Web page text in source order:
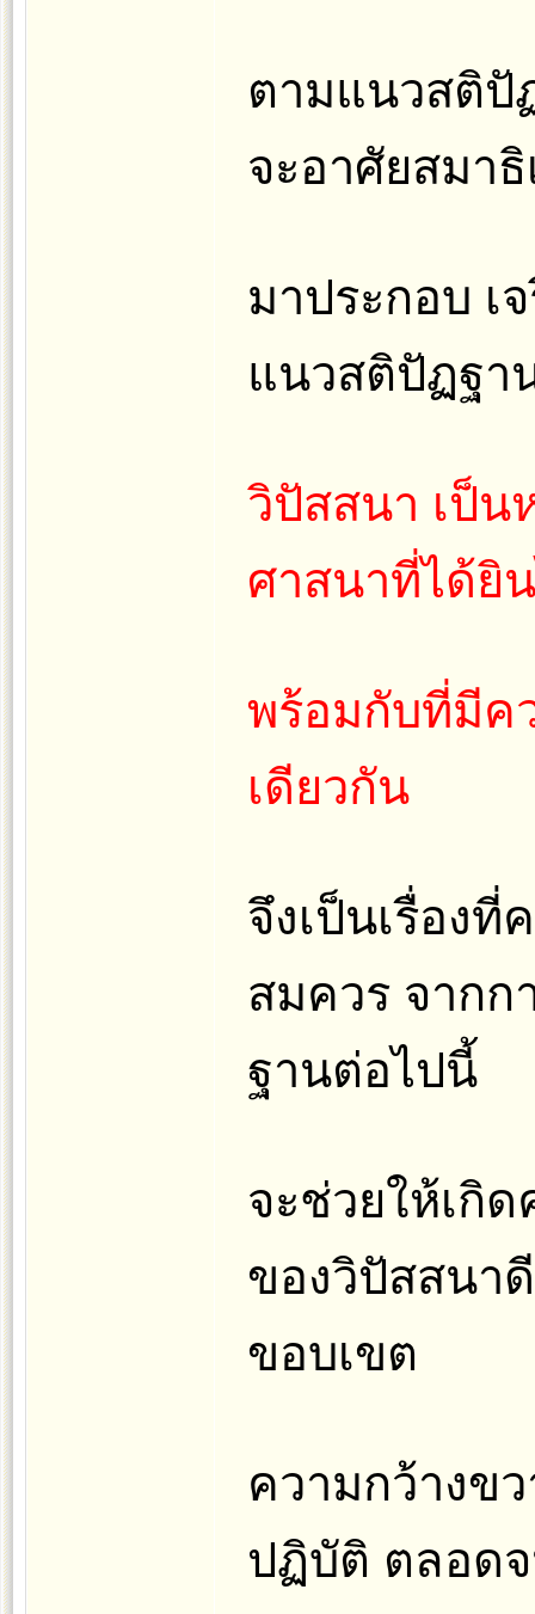
ตามแนวสติปั
จะอาศัยสมา
มาประกอบ เ
แนวสติปัฏฐา
วิปัสสนา เป็
ศาสนาที่ได้ยิ
พร้อมกับที่มีค
เดียวกัน
จึงเป็นเรื่องที่
สมควร จากก
ฐานต่อไปนี้
จะช่วยให้เกิ
ของวิปัสสนา
ขอบเขต
ความกว้างข
ปฏิบัติ ตลอด